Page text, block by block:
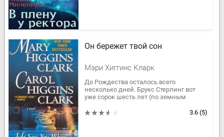
Он бережет твой сон
Мэри Хиггинс Кларк
До Рождества осталось всего
несколько дней. Брукс Стерлинг вот
уже сорок шесть лет (по земным
канцелярии, ожидая решения своей...
3.6 (5)